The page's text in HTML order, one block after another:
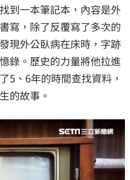
到一本筆記本，內容是外
寫，除了反覆寫了多次的
現外公臥病在床時，字跡
錄。歷史的力量將他拉進
5、6年的時間查找資料，
的故事。